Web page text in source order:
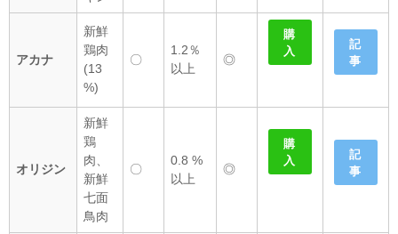
アカナ
新鮮
鶏肉
(13
%)
〇
1.2％
以上
◎
購
入
記
事
オリジン
新鮮
鶏
肉、
新鮮
七面
鳥肉
〇
0.8 %
以上
◎
購
入
記
事